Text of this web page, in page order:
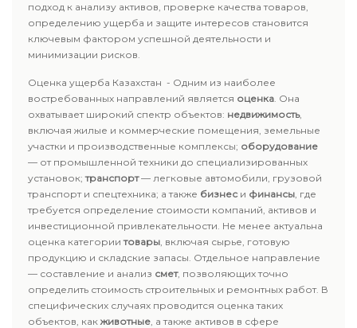
подход к анализу активов, проверке качества товаров,
определению ущерба и защите интересов становится
ключевым фактором успешной деятельности и
минимизации рисков.
Оценка ущерба Казахстан - Одним из наиболее
востребованных направлений является оценка. Она
охватывает широкий спектр объектов: недвижимость,
включая жилые и коммерческие помещения, земельные
участки и производственные комплексы; оборудование
— от промышленной техники до специализированных
установок;транспорт— легковые автомобили, грузовой
транспорт и спецтехника; а также бизнес и финансы, где
требуется определение стоимости компаний, активов и
инвестиционной привлекательности. Не менее актуальна
оценка категориитовары, включая сырье, готовую
продукцию и складские запасы. Отдельное направление
— составление и анализ смет, позволяющих точно
определить стоимость строительных и ремонтных работ. В
специфических случаях проводится оценка таких
объектов, какживотные, а также активов в сфере